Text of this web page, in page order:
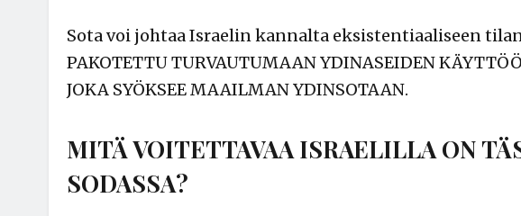
Sota voi johtaa Israelin kannalta eksistentiaaliseen
PAKOTETTU TURVAUTUMAAN YDINASEIDEN
JOKA SYÖKSEE MAAILMAN YDINSOTAAN.
MITÄ VOITETTAVAA ISRAELILLA ON
SODASSA?